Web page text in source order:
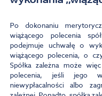
Po dokonaniu
wiążącego polecenia
podejmuje uchwałę o
wiążącego polecenia, o
Spółka zależna może
polecenia, jeśli jego
niewypłacalności albo